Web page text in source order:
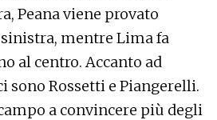
Peana viene provato
mentre Lima fa
al centro. Accanto ad
sono Rossetti e Piangerelli.
a convincere più degli